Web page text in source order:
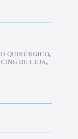
QUIRÚRGICO,
DE CEJA,